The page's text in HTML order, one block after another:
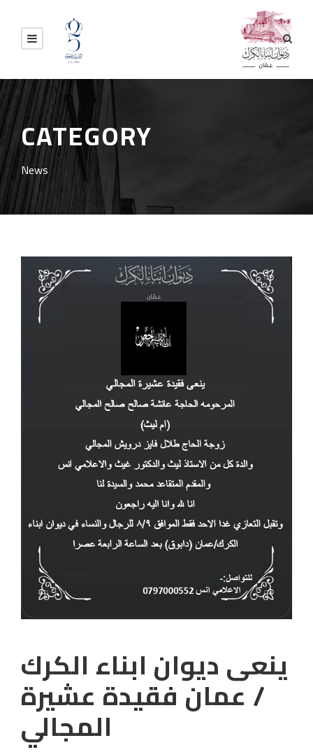
CATEGORY
News
ينعى ديوان ابناء الكرك
/ عمان فقيدة عشيرة
المجالي